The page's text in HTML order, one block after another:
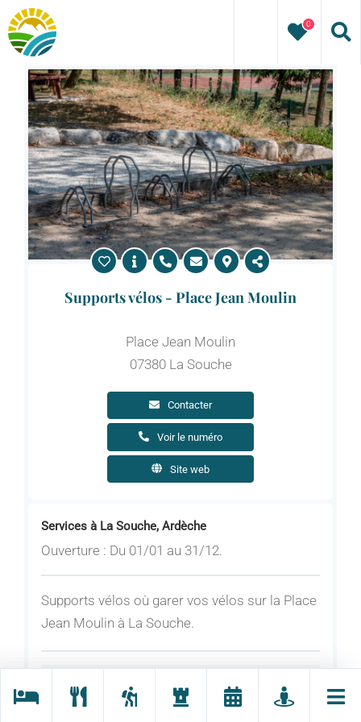
Passer
au
contenu
0
Supports vélos - Place Jean Moulin
Place Jean Moulin
07380 La Souche
Contacter
Voir le numéro
Site web
Services à La Souche, Ardèche
Ouverture : Du 01/01 au 31/12.
Supports vélos où garer vos vélos sur la Place
Jean Moulin à La Souche.
Tarifs